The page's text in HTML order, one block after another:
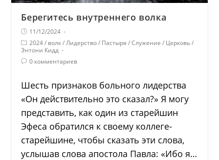
Берегитесь внутреннего волка
11/12/2024
2024 / волк / Лидерство / Пастыря / Служение / Церковь /
Энтони Кидд
0 комментариев
Шесть признаков больного лидерства
«Он действительно это сказал?» Я могу
представить, как один из старейшин
Эфеса обратился к своему коллеге-
старейшине, чтобы сказать эти слова,
услышав слова апостола Павла: «Ибо я…